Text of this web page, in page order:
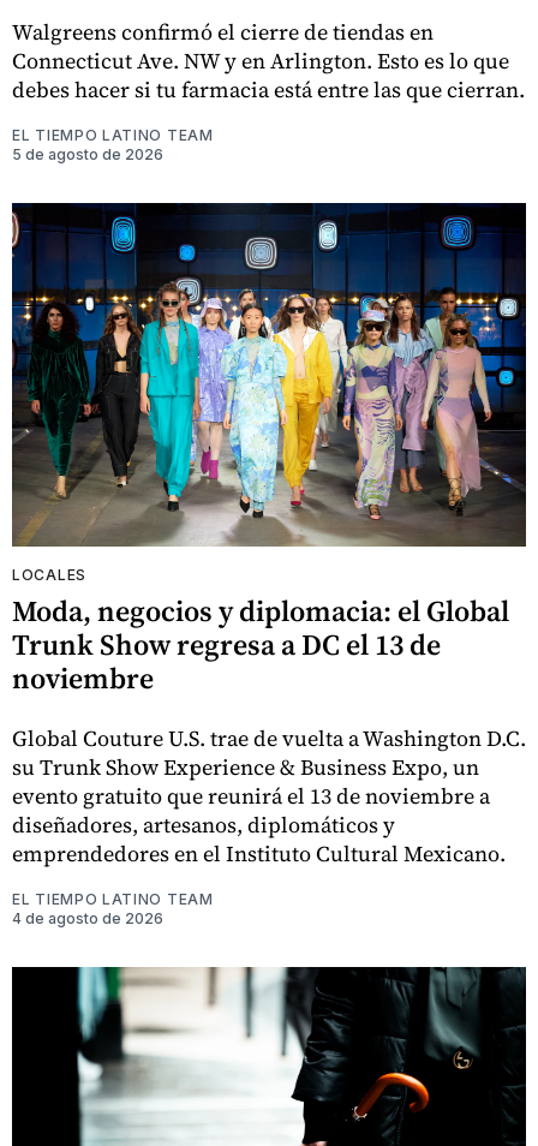
Walgreens confirmó el cierre de tiendas en
Connecticut Ave. NW y en Arlington. Esto es lo que
debes hacer si tu farmacia está entre las que cierran.
EL TIEMPO LATINO TEAM
5 de agosto de 2026
LOCALES
Moda, negocios y diplomacia: el Global
Trunk Show regresa a DC el 13 de
noviembre
Global Couture U.S. trae de vuelta a Washington D.C.
su Trunk Show Experience & Business Expo, un
evento gratuito que reunirá el 13 de noviembre a
diseñadores, artesanos, diplomáticos y
emprendedores en el Instituto Cultural Mexicano.
EL TIEMPO LATINO TEAM
4 de agosto de 2026